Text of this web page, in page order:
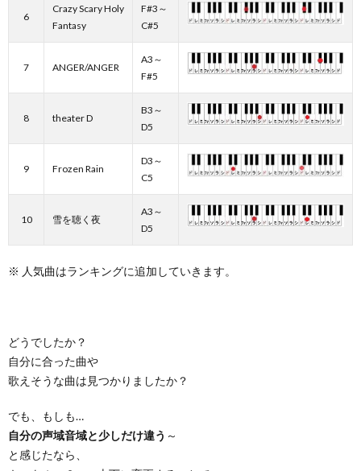
6
Crazy Scary Holy
Fantasy
F#3～
C#5
7 ANGER/ANGER
A3～
F#5
8 theater D
B3～
D5
9 Frozen Rain
D3～
C5
10 雪を聴く夜
A3～
D5
※ 人気曲はランキングに追加していきます。
どうでしたか？
自分に合った曲や
歌えそうな曲は見つかりましたか？
でも、もしも…
自分の声域音域と少しだけ違う ～
と感じたなら、